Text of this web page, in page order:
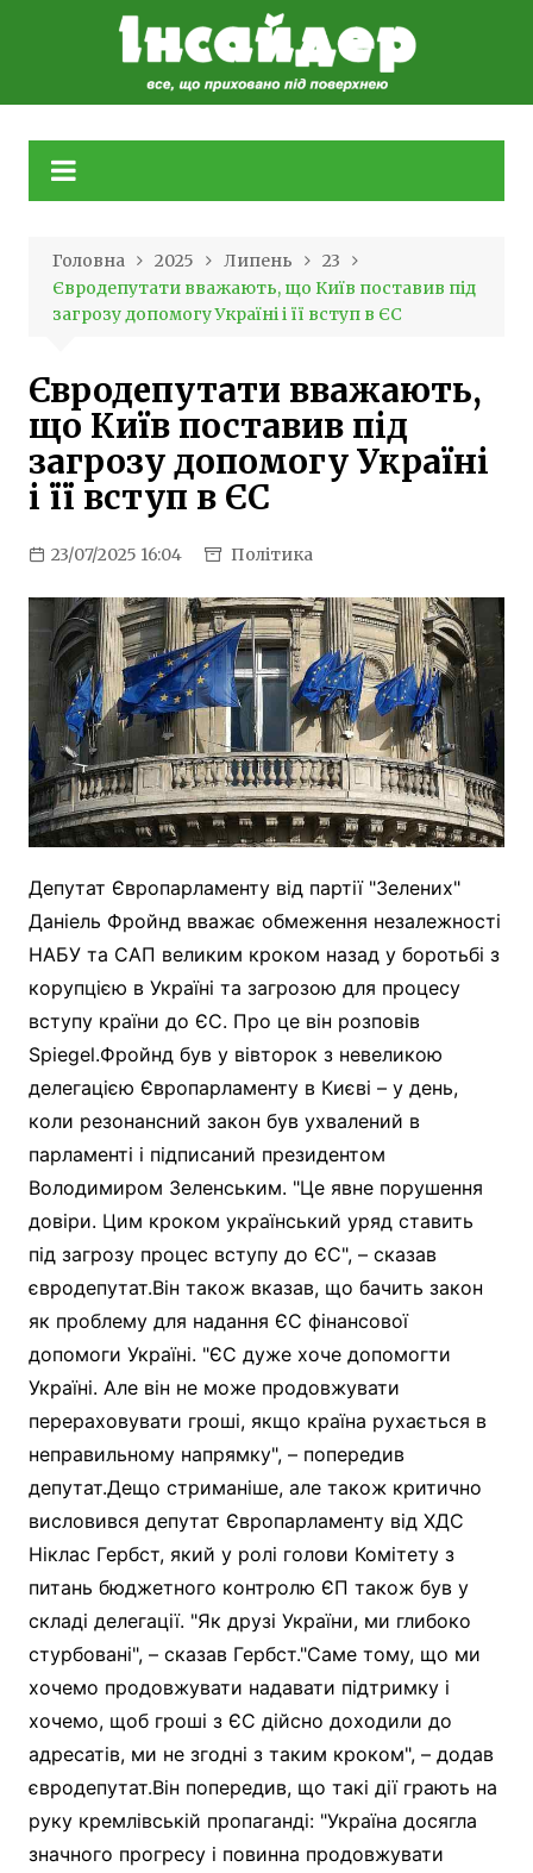
Головна 2025 Липень
23
Євродепутати вважають, що Київ поставив під
загрозу допомогу Україні і її вступ в ЄС
Євродепутати вважають,
що Київ поставив під
загрозу допомогу Україні
і її вступ в ЄС
23/07/2025 16:04 Політика
Депутат Європарламенту від партії "Зелених"
Даніель Фройнд вважає обмеження незалежності
НАБУ та САП великим кроком назад у боротьбі з
корупцією в Україні та загрозою для процесу
вступу країни до ЄС. Про це він розповів
Spiegel.Фройнд був у вівторок з невеликою
делегацією Європарламенту в Києві – у день,
коли резонансний закон був ухвалений в
парламенті і підписаний президентом
Володимиром Зеленським. "Це явне порушення
довіри. Цим кроком український уряд ставить
під загрозу процес вступу до ЄС", – сказав
євродепутат.Він також вказав, що бачить закон
як проблему для надання ЄС фінансової
допомоги Україні. "ЄС дуже хоче допомогти
Україні. Але він не може продовжувати
перераховувати гроші, якщо країна рухається в
неправильному напрямку", – попередив
депутат.Дещо стриманіше, але також критично
висловився депутат Європарламенту від ХДС
Ніклас Гербст, який у ролі голови Комітету з
питань бюджетного контролю ЄП також був у
складі делегації. "Як друзі України, ми глибоко
стурбовані", – сказав Гербст."Саме тому, що ми
хочемо продовжувати надавати підтримку і
хочемо, щоб гроші з ЄС дійсно доходили до
адр есатів, ми не згодні з таким кроком", – додав
євродепутат.Він попередив, що такі дії грають на
руку кремлівській пропаганді: "Україна досягла
значного прогресу і повинна продовжувати